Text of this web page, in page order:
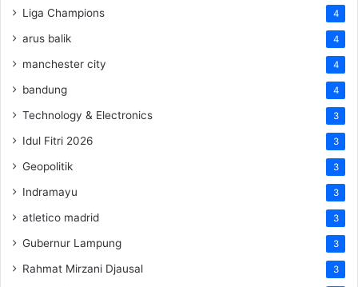
Liga Champions 4
arus balik 4
manchester city 4
bandung 4
Technology & Electronics 3
Idul Fitri 2026 3
Geopolitik 3
Indramayu 3
atletico madrid 3
Gubernur Lampung 3
Rahmat Mirzani Djausal 3